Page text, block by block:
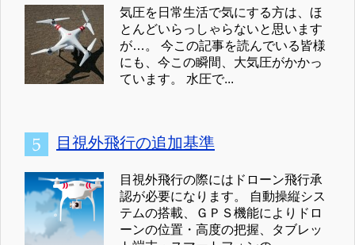
気圧を日常生活で気にする方は、ほ
とんどいらっしゃらないと思います
が…。 今この記事を読んでいる皆様
にも、今この瞬間、大気圧がかかっ
ています。 水圧で...
目視外飛行の追加基準
目視外飛行の際にはドローン飛行承
認が必要になります。 自動操縦シス
テムの搭載、ＧＰＳ機能によりドロ
ーンの位置・高度の把握、タブレッ